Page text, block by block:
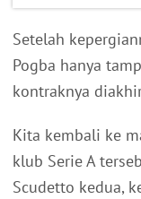
Setelah
Pogba hanya
kontraknya
Kita kembali ke
klub Serie A
Scudetto kedua,